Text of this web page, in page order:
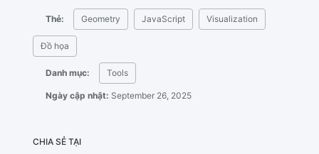
Thẻ: Geometry JavaScript Visualization
Đồ họa
Danh mục: Tools
Ngày cập nhật: September 26, 2025
CHIA SẺ TẠI